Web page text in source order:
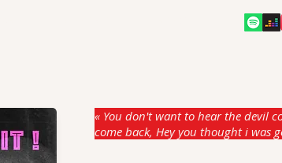
« You don't want to hear the devil
come back, Hey you thought i was